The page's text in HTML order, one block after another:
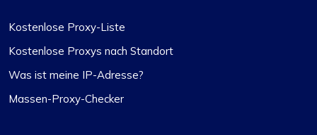
Kostenlose Proxy-Liste
Kostenlose Proxys nach Standort
Was ist meine IP-Adresse?
Massen-Proxy-Checker